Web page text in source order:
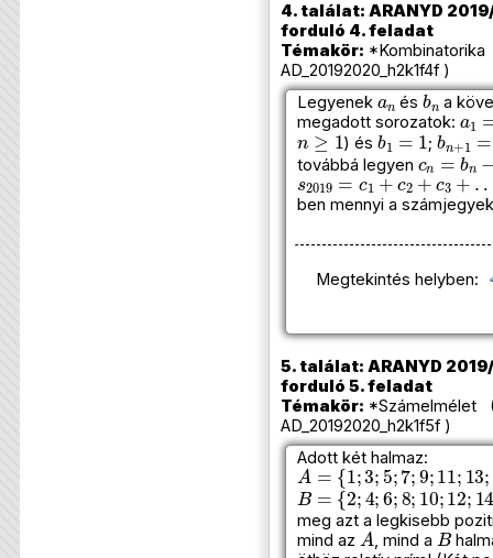
4. találat: ARANYD
forduló 4. feladat
Témakör:
AD_20192020_h2k1f4f )
Legyenek
an
és
bn
a
megadott sorozatok:
a1=
n≥1
) és
b1=1
;
bn +1 =
továbbá legyen
cn=bn −
s2019= c1+c2 +c 3+…
ben mennyi a
Megtekintés helyben:
5. találat: ARANYD
forduló 5. feladat
Témakör: *Számelmélet
AD_20192020_h2k1f5f )
Adott két halmaz:
A={1;3;5;7;9;11 ;13 ;15
B={2;4;6 ;8 ;10;12;14;
meg azt a legkisebb
mind az
A
, mind a
B